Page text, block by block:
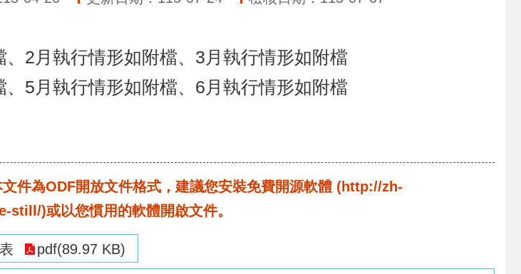
2月執行情形如附檔、3月執行情形如附檔
5月執行情形如附檔、6月執行情形如附檔
件為ODF開放文件格式，建議您安裝免費開源軟體 (http://zh-
)或以您慣用的軟體開啟文件。
pdf(89.97 KB)